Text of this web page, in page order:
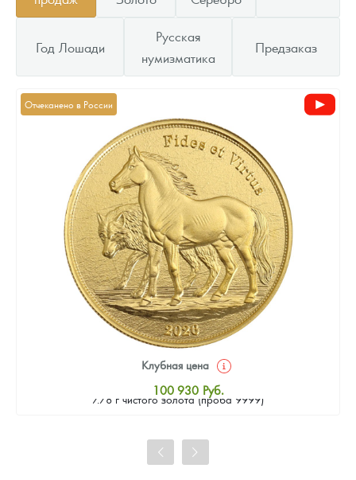
Год Лошади
Русская
нумизматика
Предзаказ
Отчеканено в России
7.78 г чистого золота (проба 9999)
Клубная цена
100 930 Руб.
Стандартная цена
Цена выкупа